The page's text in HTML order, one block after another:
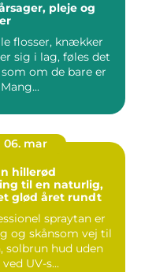
pleje og
flosser, knækker
sig i lag, føles det
om de bare er
06. mar
hillerød
til en naturlig,
glød året rundt
spraytan er
og skånsom vej til
solbrun hud uden
UV-s...